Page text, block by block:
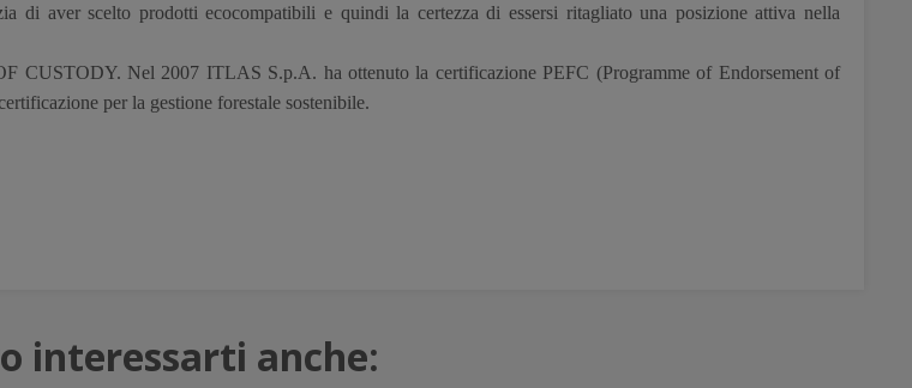
aver scelto prodotti ecocompatibili e quindi la certezza di essersi ritagliato una posizione attiva nella
Nel 2007 ITLAS S.p.A. ha ottenuto la certificazione PEFC (Programme of Endorsement of
per la gestione forestale sostenibile.
interessarti anche: